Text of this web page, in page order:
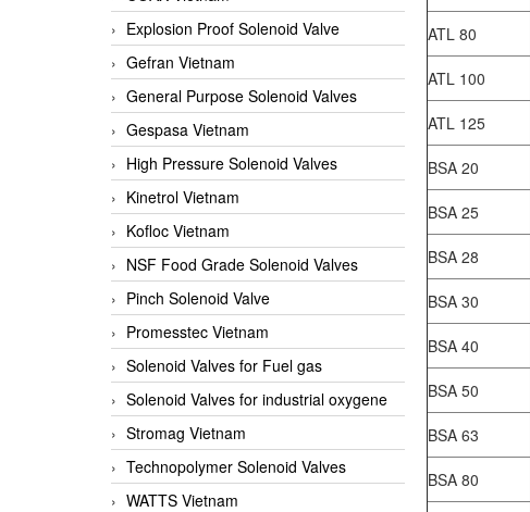
Explosion Proof Solenoid Valve
Gefran Vietnam
General Purpose Solenoid Valves
Gespasa Vietnam
High Pressure Solenoid Valves
Kinetrol Vietnam
Kofloc Vietnam
NSF Food Grade Solenoid Valves
Pinch Solenoid Valve
Promesstec Vietnam
Solenoid Valves for Fuel gas
Solenoid Valves for industrial oxygene
Stromag Vietnam
Technopolymer Solenoid Valves
WATTS Vietnam
ATL 80
ATL 100
ATL 125
BSA 20
BSA 25
BSA 28
BSA 30
BSA 40
BSA 50
BSA 63
BSA 80